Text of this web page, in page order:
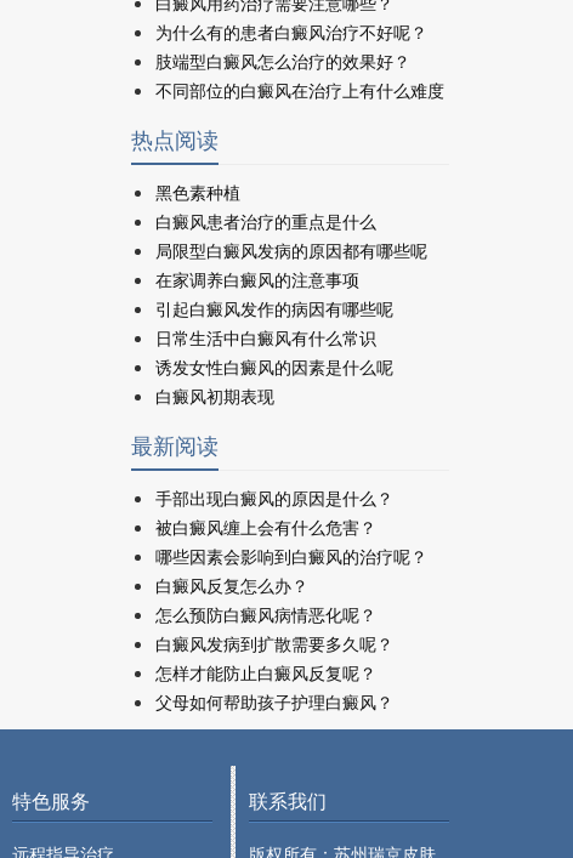
为什么有的患者白癜风治疗不好呢？
肢端型白癜风怎么治疗的效果好？
不同部位的白癜风在治疗上有什么难度
热点阅读
黑色素种植
白癜风患者治疗的重点是什么
局限型白癜风发病的原因都有哪些呢
在家调养白癜风的注意事项
引起白癜风发作的病因有哪些呢
日常生活中白癜风有什么常识
诱发女性白癜风的因素是什么呢
白癜风初期表现
最新阅读
手部出现白癜风的原因是什么？
被白癜风缠上会有什么危害？
哪些因素会影响到白癜风的治疗呢？
白癜风反复怎么办？
怎么预防白癜风病情恶化呢？
白癜风发病到扩散需要多久呢？
怎样才能防止白癜风反复呢？
父母如何帮助孩子护理白癜风？
联系我们
特色服务